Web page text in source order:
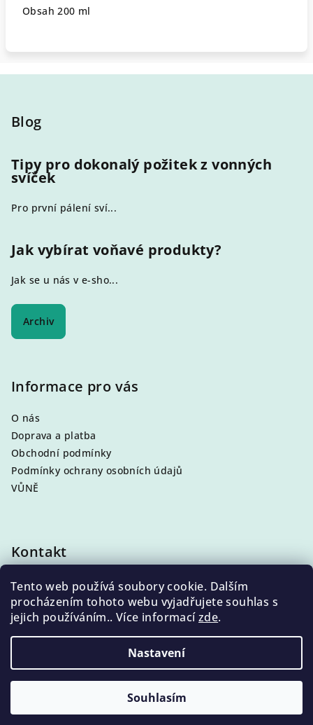
Tento web používá soubory cookie. Dalším
procházením tohoto webu vyjadřujete souhlas s
jejich používáním.. Více informacízde.
Nastavení
Souhlasím
Obsah 200 ml
Blog
Tipy pro dokonalý požitek z vonných
svíček
Pro první pálení sví...
Jak vybírat voňavé produkty?
Jak se u nás v e-sho...
Archiv
Informace pro vás
O nás
Doprava a platba
Obchodní podmínky
Podmínky ochrany osobních údajů
VŮNĚ
Kontakt
info@eleni.cz
+420 704 868 500
Copyright 2026ELENI, Váš voňavý obchod. Všechna
práva vyhrazena.
Vytvořil Shoptet